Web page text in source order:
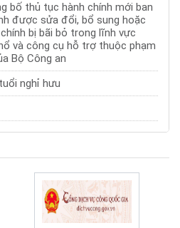
bố thủ tục hành chính mới ban
được sửa đổi, bổ sung hoặc
bị bãi bỏ trong lĩnh vực
và công cụ hỗ trợ thuộc phạm
Bộ Công an
nghỉ hưu